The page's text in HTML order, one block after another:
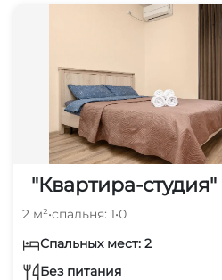
"Квартира-студия"
2 м²•спальня: 1•0
Спальных мест: 2
Без питания